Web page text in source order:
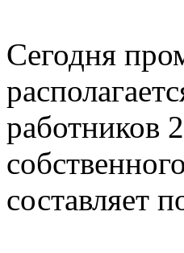
Сегодня
работников
составляет